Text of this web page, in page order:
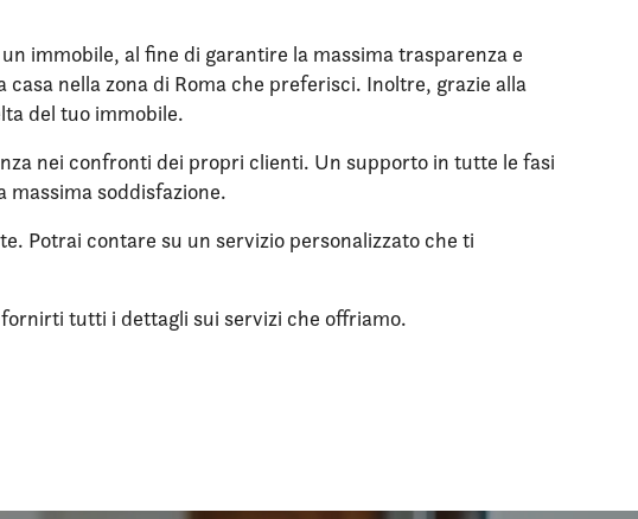
immobile, al fine di garantire la massima trasparenza e
nella zona di Roma che preferisci. Inoltre, grazie alla
del tuo immobile.
nei confronti dei propri clienti. Un supporto in tutte le fasi
massima soddisfazione.
Potrai contare su un servizio personalizzato che ti
tutti i dettagli sui servizi che offriamo.